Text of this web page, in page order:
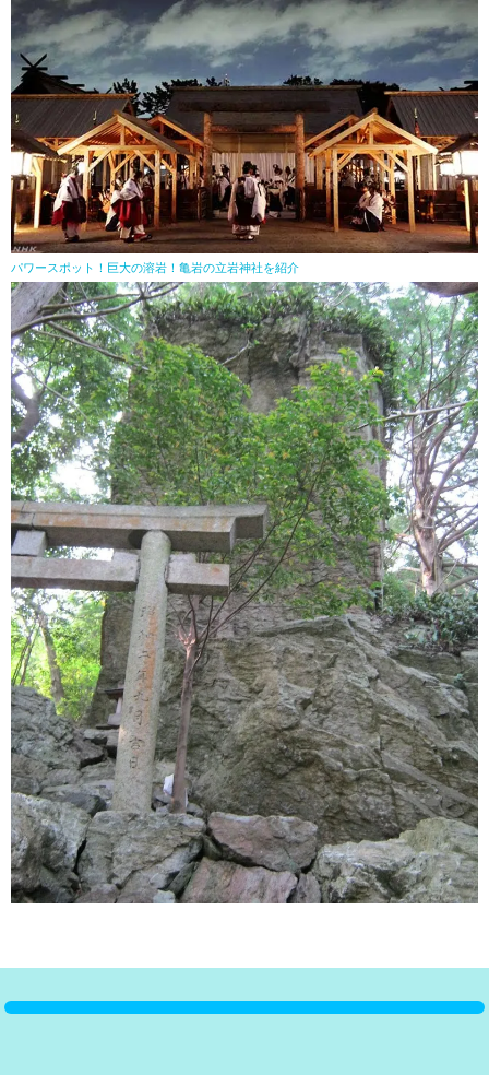
パワースポット！巨大の溶岩！亀岩の立岩神社を紹介